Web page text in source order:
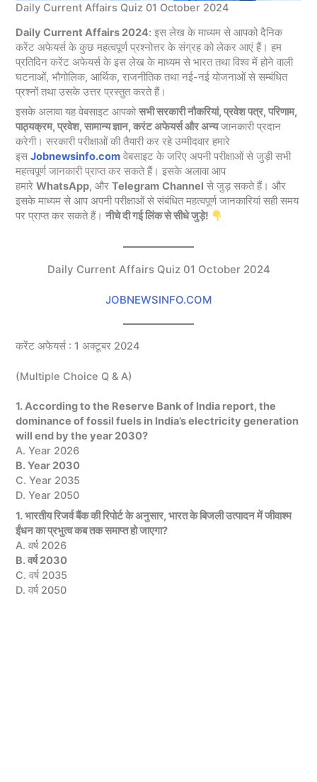
Daily Current Affairs Quiz 01 October 2024
Daily Current Affairs 2024: इस लेख के माध्यम से आपको दैनिक
करेंट अफेयर्स के कुछ महत्वपूर्ण प्रश्नोत्तर के संग्रह को लेकर आएं हैं। हम
प्रतिदिन करेंट अफेयर्स के इस लेख के माध्यम से भारत तथा विश्व में होने वाली
घटनाओं, भौगोलिक, आर्थिक, राजनीतिक तथा नई-नई योजनाओं से सम्बंधित
प्रश्नों तथा उसके उत्तर प्रस्तुत करते हैं।
इसके अलावा यह वेबसाइट आपकोसभी सरकारी नौकरियां, प्रवेश पत्र, परिणाम,
पाठ्यक्रम, प्रवेश, सामान्य ज्ञान, करंट अफेयर्स और अन्यजानकारी प्रदान
करेगी। सरकारी परीक्षाओं की तैयारी कर रहे उम्मीदवार हमारे
इसJobnewsinfo.com वेबसाइट के जरिए अपनी परीक्षाओं से जुड़ी सभी
महत्वपूर्ण जानकारी प्राप्त कर सकते हैं। इसके अलावा आप
हमारेWhatsApp, औरTelegram Channel से जुड़ सकते हैं। और
इसके माध्यम से आप अपनी परीक्षाओं से संबंधित महत्वपूर्ण जानकारियां सही समय
पर प्राप्त कर सकते हैं।नीचे दी गई लिंक से सीधे जुड़े!
Daily Current Affairs Quiz 01 October 2024
JOBNEWSINFO.COM
करेंट अफेयर्स : 1 अक्टूबर 2024
(Multiple Choice Q & A)
1. According to the Reserve Bank of India report, the
dominance of fossil fuels in India’s electricity generation
will end by the year 2030?
A. Year 2026
B. Year 2030
C. Year 2035
D. Year 2050
1. भारतीय रिजर्व बैंक की रिपोर्ट के अनुसार, भारत के बिजली उत्पादन में जीवाश्म
ईंधन का प्रभुत्व कब तक समाप्त हो जाएगा?
A. वर्ष 2026
B. वर्ष 2030
C. वर्ष 2035
D. वर्ष 2050